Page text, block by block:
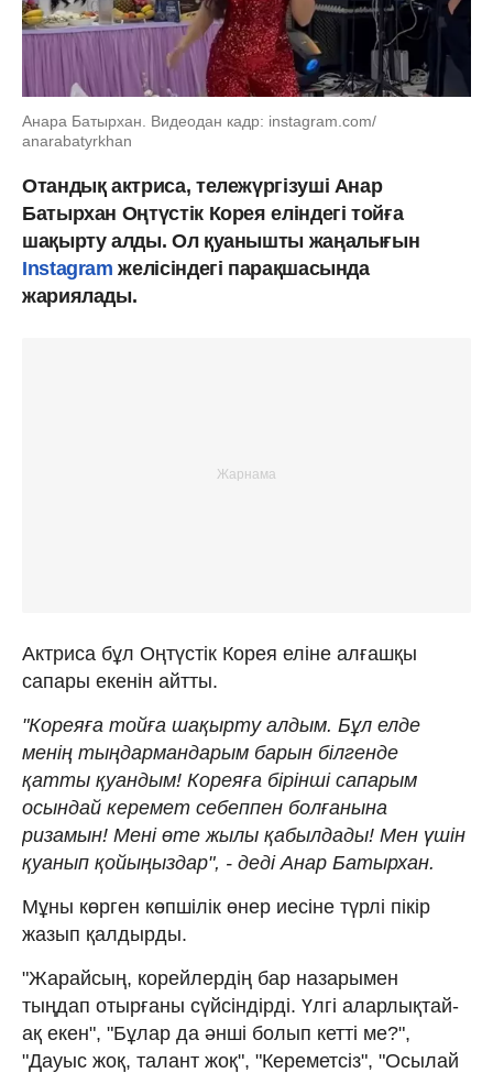
Анара Батырхан. Видеодан кадр: instagram.com/
anarabatyrkhan
Отандық актриса, тележүргізуші Анар
Батырхан Оңтүстік Корея еліндегі тойға
шақырту алды. Ол қуанышты жаңалығын
Instagramжелісіндегі парақшасында
жариялады.
Актриса бұл Оңтүстік Корея еліне алғашқы
сапары екенін айтты.
"Кореяға тойға шақырту алдым. Бұл елде
менің тыңдармандарым барын білгенде
қатты қуандым! Кореяға бірінші сапарым
осындай керемет себеппен болғанына
ризамын! Мені өте жылы қабылдады! Мен үшін
қуанып қойыңыздар", - деді Анар Батырхан.
Мұны көрген көпшілік өнер иесіне түрлі пікір
жазып қалдырды.
"Жарайсың, корейлердің бар назарымен
тыңдап отырғаны сүйсіндірді. Үлгі аларлықтай-
ақ екен", "Бұлар да әнші болып кетті ме?",
"Дауыс жоқ, талант жоқ", "Кереметсіз", "Осылай